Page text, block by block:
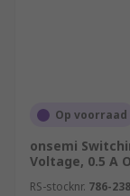
Op voorraad
onsemi
Voltage, 0.5 A
RS-stocknr. 786-